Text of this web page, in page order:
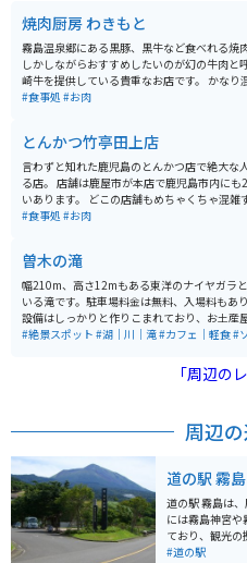
す。季節によ
焼肉厨房 わきもと
霧島温泉郷にある黒豚、黒牛など食べれる焼
しかしながらおすすめしたいのが幻の牛肉と
崎牛を提供している貴重なお店です。 かなり
なので日時が決まっているのならば席とメニュ
#食事処 #お肉
とんかつ竹亭田上店
言わずと知れた鹿児島のとんかつ店で絶大な
る店。 店舗は鹿屋市が本店で鹿児島市内にも
いあります。 どこの店舗もめちゃくちゃ混雑
の人気店です。 お値段もリーズナブルでとに
#食事処 #お肉
曽木の滝
幅210m、高さ12mもある東洋のナイヤガラ
いる滝です。駐車場料金は無料、入場料もあ
設備はしっかりと作りこまれており、お土産
食屋さんも充実しています。 高さはそこまで
#絶景スポット #湖｜川｜滝#カフェ｜軽食#
「周辺の
周辺
道の駅 霧島
道の駅 霧島は
には霧島神宮
ており、観光の拠点と
の特産品を販売
#道の駅